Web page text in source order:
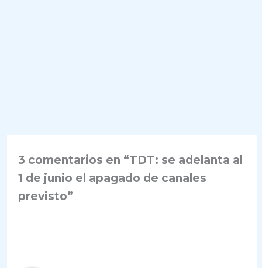
3 comentarios en “TDT: se adelanta al
1 de junio el apagado de canales
previsto”